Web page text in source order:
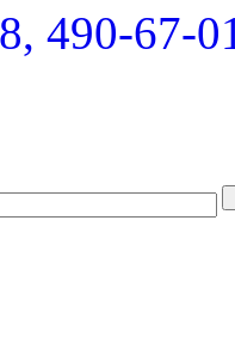
490-67-